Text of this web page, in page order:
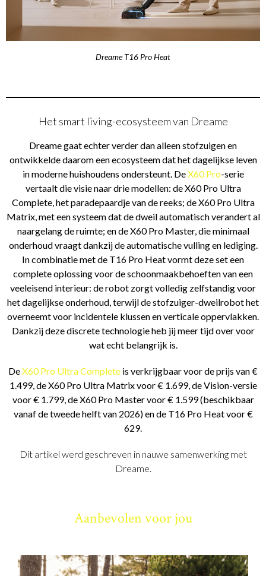
Dreame T16 Pro Heat
Het smart living-ecosysteem van Dreame
Dreame gaat echter verder dan alleen stofzuigen en
ontwikkelde daarom een ecosysteem dat het dagelijkse leven
in moderne huishoudens ondersteunt. DeX60 Pro-serie
vertaalt die visie naar drie modellen: de X60 Pro Ultra
Complete, het paradepaardje van de reeks; de X60 Pro Ultra
Matrix, met een systeem dat de dweil automatisch verandert al
naargelang de ruimte; en de X60 Pro Master, die minimaal
onderhoud vraagt dankzij de automatische vulling en lediging.
In combinatie met de T16 Pro Heat vormt deze set een
complete oplossing voor de schoonmaakbehoeften van een
veeleisend interieur: de robot zorgt volledig zelfstandig voor
het dagelijkse onderhoud, terwijl de stofzuiger-dweilrobot het
overneemt voor incidentele klussen en verticale oppervlakken.
Dankzij deze discrete technologie heb jij meer tijd over voor
wat echt belangrijk is.
DeX60 Pro Ultra Complete is verkrijgbaar voor de prijs van €
1.499, de X60 Pro Ultra Matrix voor € 1.699, de Vision-versie
voor € 1.799, de X60 Pro Master voor € 1.599 (beschikbaar
vanaf de tweede helft van 2026) en de T16 Pro Heat voor €
629.
Dit artikel werd geschreven in nauwe samenwerking met
Dreame.
Aanbevolen voor jou